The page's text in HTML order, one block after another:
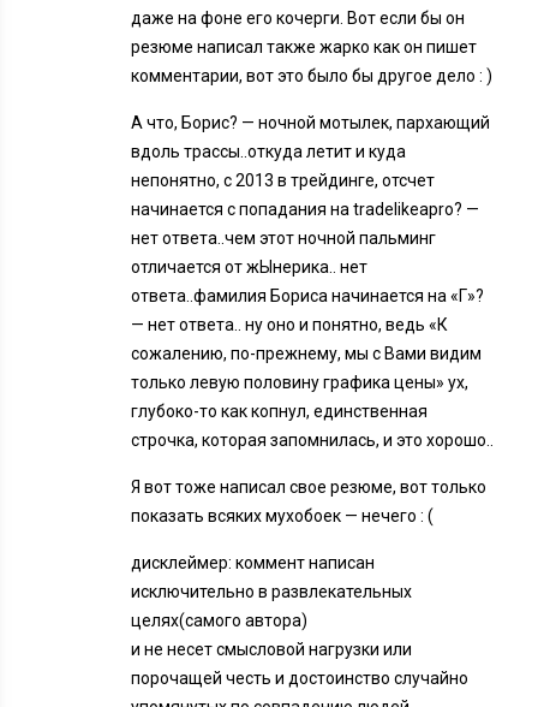
даже на фоне его кочерги. Вот если бы он
резюме написал также жарко как он пишет
комментарии, вот это было бы другое дело : )
А что, Борис? — ночной мотылек, пархающий
вдоль трассы..откуда летит и куда
непонятно, с 2013 в трейдинге, отсчет
начинается с попадания на tradelikeapro? —
нет ответа..чем этот ночной пальминг
отличается от жЫнерика.. нет
ответа..фамилия Бориса начинается на «Г»?
— нет ответа.. ну оно и понятно, ведь «К
сожалению, по-прежнему, мы с Вами видим
только левую половину графика цены» ух,
глубоко-то как копнул, единственная
строчка, которая запомнилась, и это хорошо..
Я вот тоже написал свое резюме, вот только
показать всяких мухобоек — нечего : (
дисклеймер: коммент написан
исключительно в развлекательных
целях(самого автора)
и не несет смысловой нагрузки или
порочащей честь и достоинство случайно